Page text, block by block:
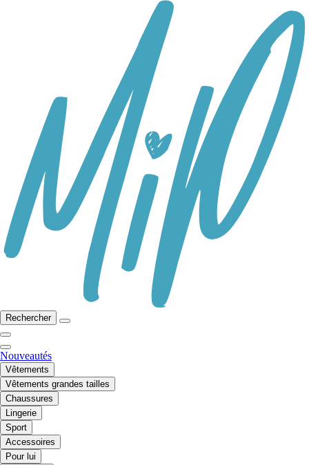
Rechercher
Nouveautés
Vêtements
Vêtements grandes tailles
Chaussures
Lingerie
Sport
Accessoires
Pour lui